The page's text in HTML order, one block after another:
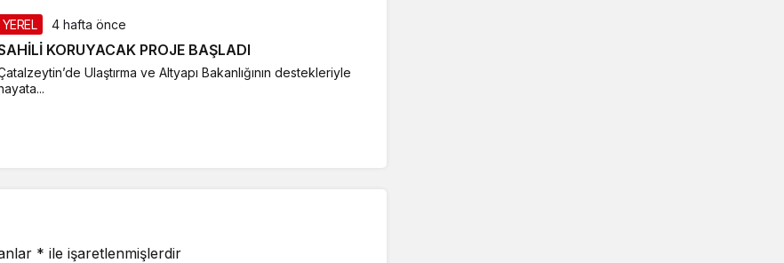
YEREL 4 hafta önce
KORUYACAK PROJE BAŞLADI
Ulaştırma ve Altyapı Bakanlığının destekleriyle
* ile işaretlenmişlerdir